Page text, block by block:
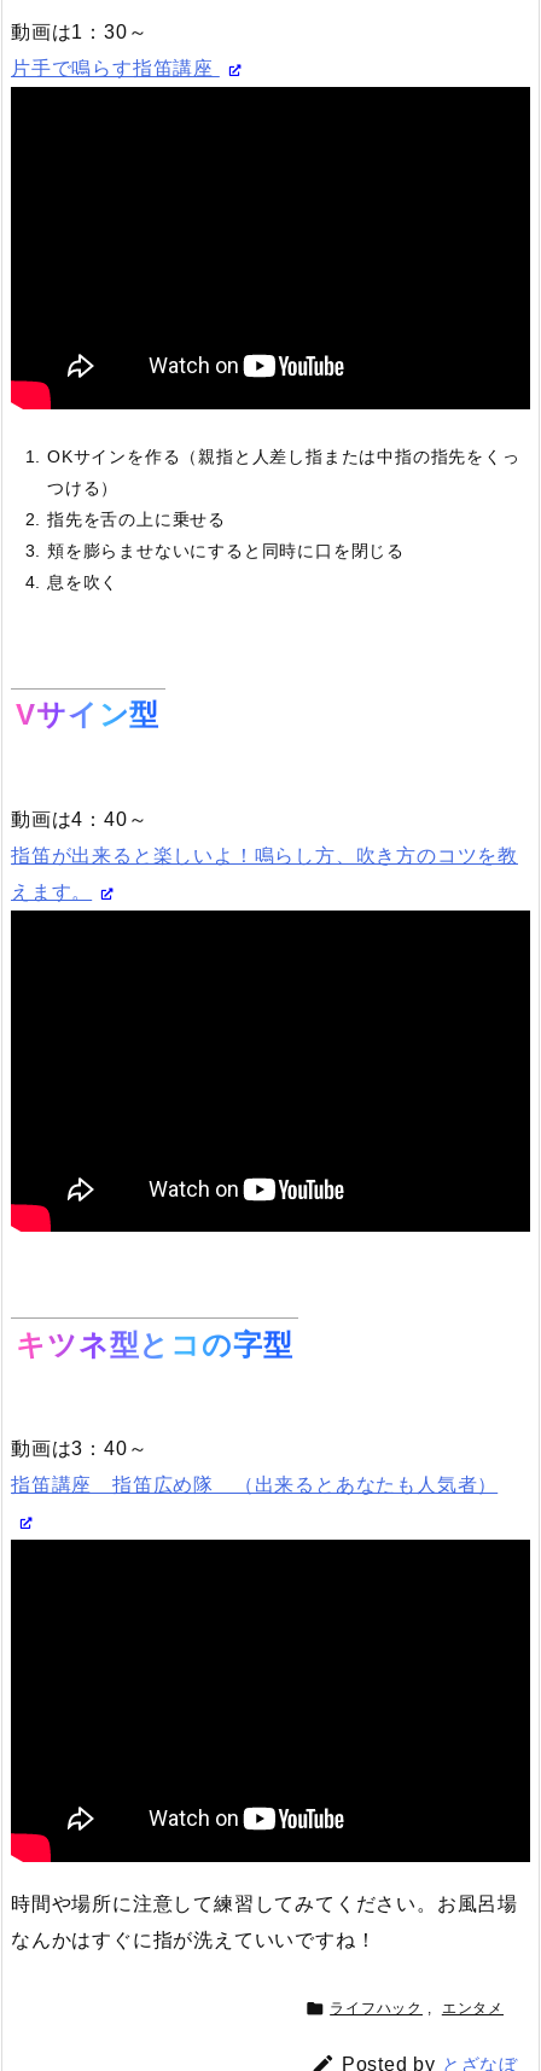
動画は1：30～
片手で鳴らす指笛講座
OKサインを作る（親指と人差し指または中指の指先をくっ
つける）
指先を舌の上に乗せる
頬を膨らませないにすると同時に口を閉じる
息を吹く
Vサイン型
動画は4：40～
指笛が出来ると楽しいよ！鳴らし方、吹き方のコツを教
えます。
キツネ型とコの字型
動画は3：40～
指笛講座 指笛広め隊 （出来るとあなたも人気者）
時間や場所に注意して練習してみてください。お風呂場
なんかはすぐに指が洗えていいですね！
 ライフハック , エンタメ
 Posted by とざなぼ